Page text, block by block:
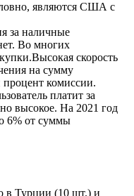
являются США с
за наличные
Во многих
скорость
на сумму
комиссии.
платит за
высокое. На 2021 год
6% от суммы
в Турции (10 шт.) и